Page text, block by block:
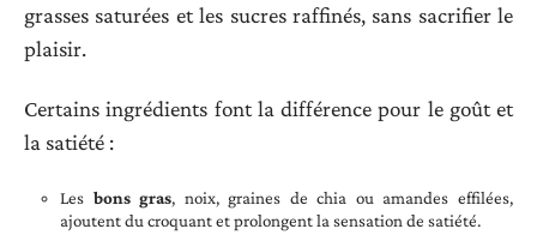
grasses saturées et les sucres raffinés, sans sacrifier le
plaisir.
Certains ingrédients font la différence pour le goût et
la satiété :
Les bons gras, noix, graines de chia ou amandes effilées,
ajoutent du croquant et prolongent la sensation de satiété.